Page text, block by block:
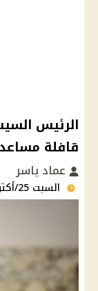
الرئيس
قافلة
عماد ياسر
السبت 25/أكتوبر/2025 - 12:02 ص